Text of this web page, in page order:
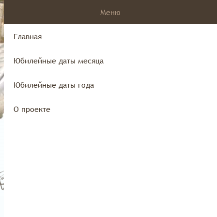
края
Меню
Главная
Юбилейные даты месяца
Юбилейные даты года
О проекте